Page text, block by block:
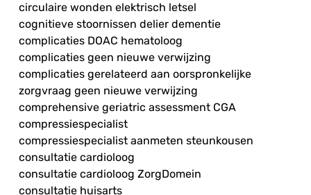
circulaire wonden elektrisch letsel
cognitieve stoornissen delier dementie
complicaties DOAC hematoloog
complicaties geen nieuwe verwijzing
complicaties gerelateerd aan oorspronkelijke
zorgvraag geen nieuwe verwijzing
comprehensive geriatric assessment CGA
compressiespecialist
compressiespecialist aanmeten steunkousen
consultatie cardioloog
consultatie cardioloog ZorgDomein
consultatie huisarts